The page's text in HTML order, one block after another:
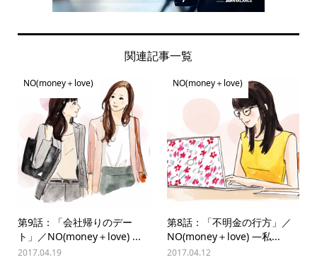
関連記事一覧
NO(money＋love)
第9話：「会社帰りのデー
ト」／NO(money＋love) ...
2017.04.19
NO(money＋love)
第8話：「不明金の行方」／
NO(money＋love) —私...
2017.04.12